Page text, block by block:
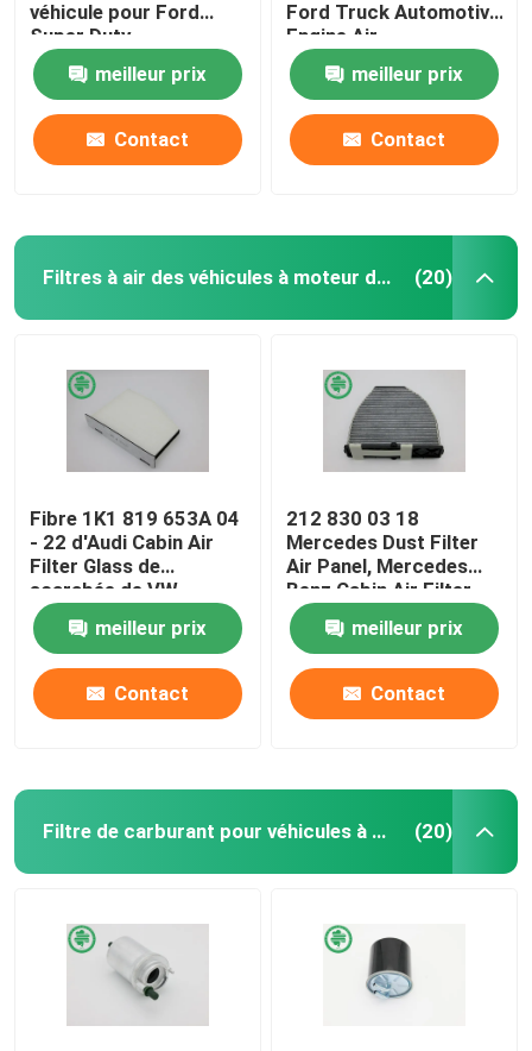
véhicule pour Ford
Super Duty
meilleur prix
Contact
Ford Truck Automotive
Engine Air
meilleur prix
Contact
Filtres à air des véhicules à moteur de cabine (20)
Fibre 1K1 819 653A 04
- 22 d'Audi Cabin Air
Filter Glass de
scarabée de VW
meilleur prix
Contact
212 830 03 18
Mercedes Dust Filter
Air Panel, Mercedes
Benz Cabin Air Filter
meilleur prix
Contact
Filtre de carburant pour véhicules à moteur (20)